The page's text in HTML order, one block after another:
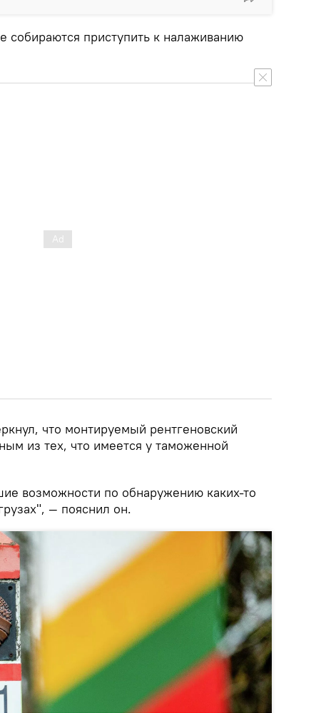
собираются приступить к налаживанию
что монтируемый рентгеновский
из тех, что имеется у таможенной
возможности по обнаружению каких-то
— пояснил он.